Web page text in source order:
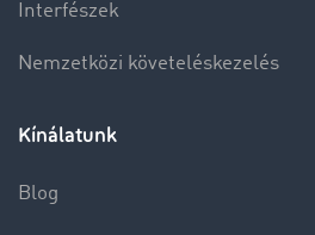
Interfészek
Nemzetközi követeléskezelés
Kínálatunk
Blog